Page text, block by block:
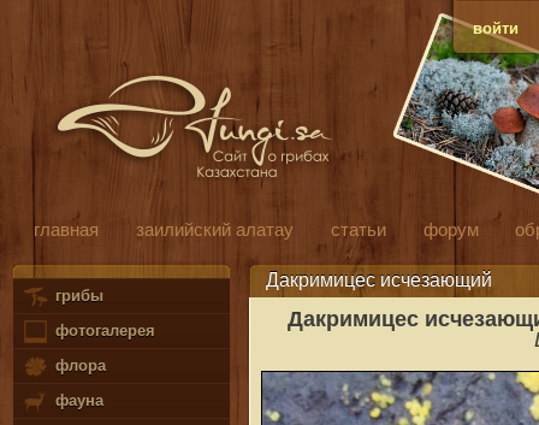
войти
главная заилийский алатау статьи форум
грибы
фотогалерея
флора
фауна
Дакримицес исчезающий
Дакримицес